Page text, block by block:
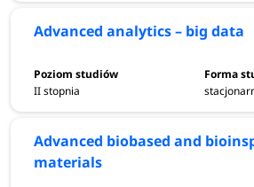
Advanced analytics – big data
II stopnia
Advanced biobased and
materials